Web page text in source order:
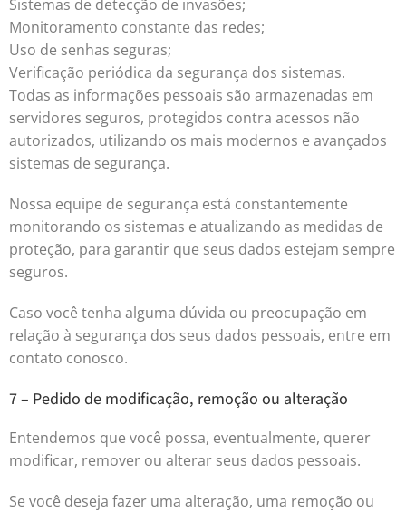
Sistemas de detecção de invasões;
Monitoramento constante das redes;
Uso de senhas seguras;
Verificação periódica da segurança dos sistemas.
Todas as informações pessoais são armazenadas em
servidores seguros, protegidos contra acessos não
autorizados, utilizando os mais modernos e avançados
sistemas de segurança.
Nossa equipe de segurança está constantemente
monitorando os sistemas e atualizando as medidas de
proteção, para garantir que seus dados estejam sempre
seguros.
Caso você tenha alguma dúvida ou preocupação em
relação à segurança dos seus dados pessoais, entre em
contato conosco.
7 – Pedido de modificação, remoção ou alteração
Entendemos que você possa, eventualmente, querer
modificar, remover ou alterar seus dados pessoais.
Se você deseja fazer uma alteração, uma remoção ou